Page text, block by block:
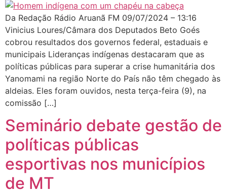
Da Redação Rádio Aruanã FM 09/07/2024 – 13:16
Vinicius Loures/Câmara dos Deputados Beto Goés
cobrou resultados dos governos federal, estaduais e
municipais Lideranças indígenas destacaram que as
políticas públicas para superar a crise humanitária dos
Yanomami na região Norte do País não têm chegado às
aldeias. Eles foram ouvidos, nesta terça-feira (9), na
comissão […]
Seminário debate gestão de
políticas públicas
esportivas nos municípios
de MT